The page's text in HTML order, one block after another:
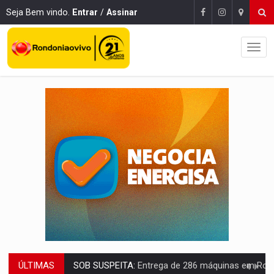
Seja Bem vindo. Entrar / Assinar
ÚLTIMAS SOB SUSPEITA: Entrega de 286 máquinas em Rondônia coincide com